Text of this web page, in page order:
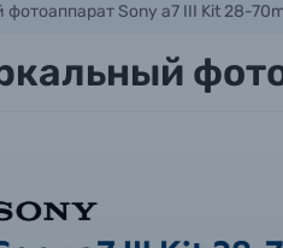
Sony a7 III Kit 28-